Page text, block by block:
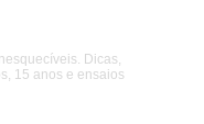
Dicas,
15 anos e ensaios